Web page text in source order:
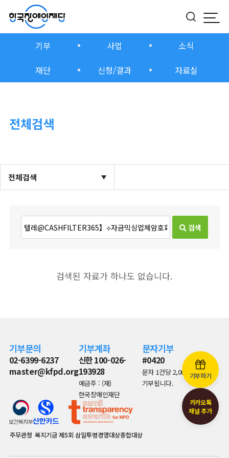
모
버튼
기부 사업
소식
재단
신청/결과 자료실
전체검색
전체검색
검색
검색된 자료가 하나도 없습니다.
기부하기
카카오톡
채널 추가
기부문의
02-6399-6237
master@kfpd.org
기부계좌
신한 100-026-
193928
예금주 : (재)
한국장애인재단
문자기부
#0420
문자 1건당 2,000원이
기부됩니다.
주무관청 복지기금제5회 삼일투명경영대상종합대상